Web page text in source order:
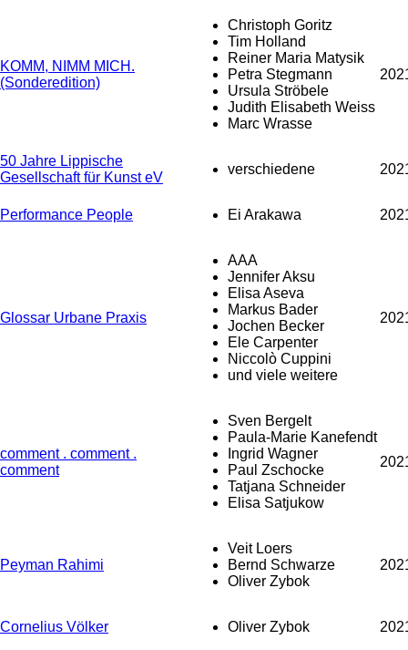
KOMM, NIMM MICH.
(Sonderedition)
Christoph Goritz
Tim Holland
Reiner Maria Matysik
Petra Stegmann
Ursula Ströbele
Judith Elisabeth Weiss
Marc Wrasse
50 Jahre Lippische
Gesellschaft für Kunst eV
verschiedene
Performance People Ei Arakawa
Glossar Urbane Praxis
AAA
Jennifer Aksu
Elisa Aseva
Markus Bader
Jochen Becker
Ele Carpenter
Niccolò Cuppini
und viele weitere
comment . comment .
comment
Sven Bergelt
Paula-Marie Kanefendt
Ingrid Wagner
Paul Zschocke
Tatjana Schneider
Elisa Satjukow
Peyman Rahimi
Veit Loers
Bernd Schwarze
Oliver Zybok
Cornelius Völker Oliver Zybok